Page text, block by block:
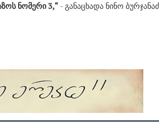
ნომერი 3,“ - განაცხადა ნინო